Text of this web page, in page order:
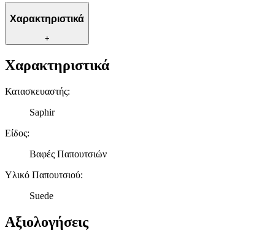
Χαρακτηριστικά
+
Χαρακτηριστικά
Κατασκευαστής:
Saphir
Είδος:
Βαφές Παπουτσιών
Υλικό Παπουτσιού:
Suede
Αξιολογήσεις